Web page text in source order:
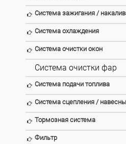
Система зажигания /
Система охлаждения
Система очистки окон
Система очистки фар
Система подачи топлива
Система сцепления /
Тормозная система
Фильтр